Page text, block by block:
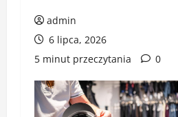
admin
6 lipca, 2026
5 minut przeczytania
0